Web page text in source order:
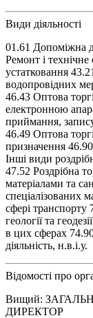
Види діяльності
01.61 Допоміжна
Ремонт і
устатковання
водопровідних
46.43 Оптова
електронною
приймання,
46.49 Оптова
призначення
Інші види
47.52 Роздрібна
матеріалами та
спеціалізованих
сфері транспорту
геології та
в цих сферах
діяльність, н.в.і.у.
Відомості про
Вищий:
ДИРЕКТОР